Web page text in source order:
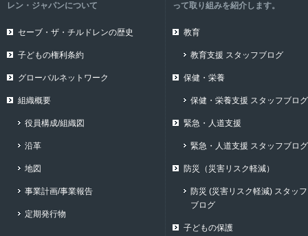
レン・ジャパンについて
セーブ・ザ・チルドレンの歴史
子どもの権利条約
グローバルネットワーク
組織概要
役員構成/組織図
沿革
地図
事業計画/事業報告
定期発行物
って取り組みを紹介します。
教育
教育支援 スタッフブログ
保健・栄養
保健・栄養支援 スタッフブログ
緊急・人道支援
緊急・人道支援 スタッフブログ
防災（災害リスク軽減）
防災 (災害リスク軽減) スタッフ
ブログ
子どもの保護